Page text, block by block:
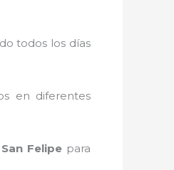
todos los días
en diferentes
Felipe para